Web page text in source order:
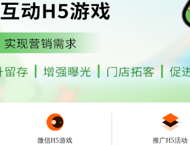
微信H5游戏 推广H5活动